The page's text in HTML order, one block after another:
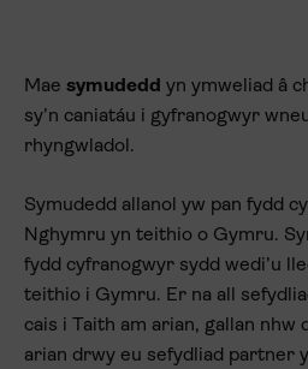
Mae symudedd yn ymweliad â
sy’n caniatáu i gyfranogwyr
rhyngwladol.
Symudedd allanol yw pan fydd
Nghymru yn teithio o Gymru.
fydd cyfranogwyr sydd wedi’u
teithio i Gymru. Er na all
cais i Taith am arian, gallan nhw
arian drwy eu sefydliad partner